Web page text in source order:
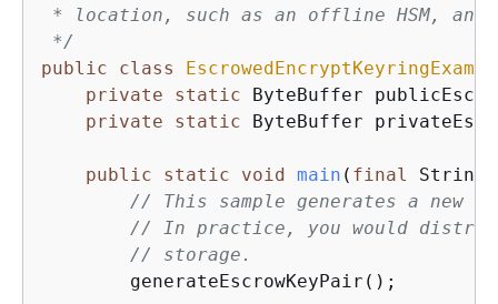
* location, such as an offline HSM,
*/
public
class
private
static ByteBuffer
private
static ByteBuffer
public static void main ( final
// This sample generates a new
// In practice, you would
// storage.
        generateEscrowKeyPair();